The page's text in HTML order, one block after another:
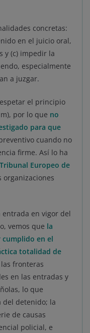
concretas:
en el juicio oral,
y (c) impedir la
especialmente
a juzgar.
el principio
por lo que no
para que
cuando no
firme. Así lo ha
Tribunal Europeo de
organizaciones
entrada en vigor del
vemos que la
en el
totalidad de
fronteras
en las entradas y
lo que
del detenido; la
de causas
policial, e